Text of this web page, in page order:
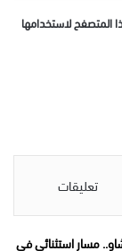
المتصفح لاستخدامها
تعليقات
مسار استثنائي في